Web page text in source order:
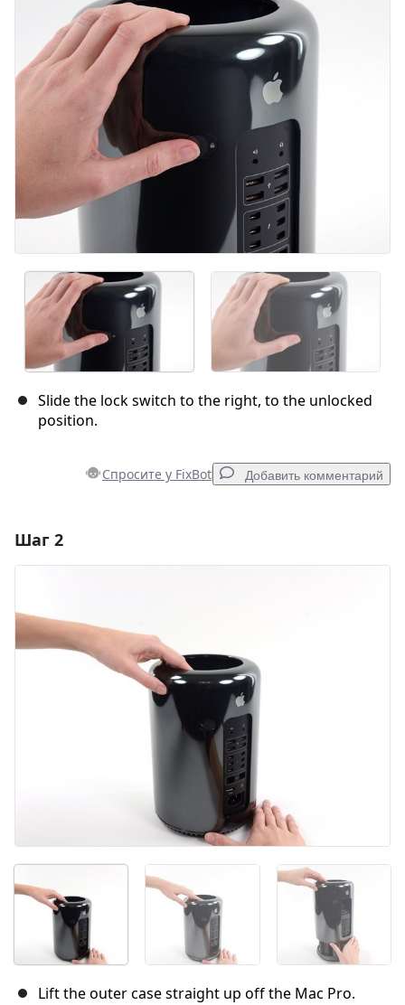
Slide the lock switch to the right, to the unlocked
position.
Спросите у FixBot Добавить комментарий
Отмена Оставить комментарий
Шаг 2
Lift the outer case straight up off the Mac Pro.